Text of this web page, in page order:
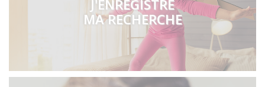
J'ENREGISTRE
MA RECHERCHE